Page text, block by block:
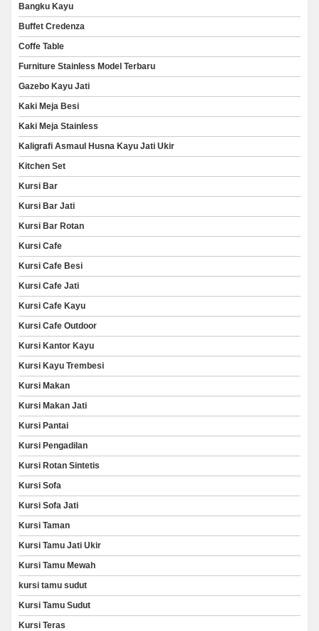
Bangku Kayu
Buffet Credenza
Coffe Table
Furniture Stainless Model Terbaru
Gazebo Kayu Jati
Kaki Meja Besi
Kaki Meja Stainless
Kaligrafi Asmaul Husna Kayu Jati Ukir
Kitchen Set
Kursi Bar
Kursi Bar Jati
Kursi Bar Rotan
Kursi Cafe
Kursi Cafe Besi
Kursi Cafe Jati
Kursi Cafe Kayu
Kursi Cafe Outdoor
Kursi Kantor Kayu
Kursi Kayu Trembesi
Kursi Makan
Kursi Makan Jati
Kursi Pantai
Kursi Pengadilan
Kursi Rotan Sintetis
Kursi Sofa
Kursi Sofa Jati
Kursi Taman
Kursi Tamu Jati Ukir
Kursi Tamu Mewah
kursi tamu sudut
Kursi Tamu Sudut
Kursi Teras